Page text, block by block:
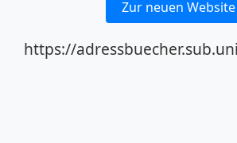
Zur neuen Website
https://